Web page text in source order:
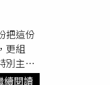
別王
式，
主打歌
這番肯
House
，這次
盛夏，
自前
什
一位孩
而這
舞伎町
能存在
把這份
更組
別主動
刻的生
續閱讀